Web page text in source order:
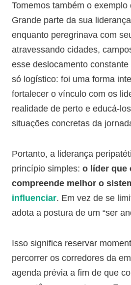
Tomemos também o exemplo
Grande parte da sua
enquanto peregrinava com
atravessando cidades,
esse deslocamento
só logístico: foi uma forma
fortalecer o vínculo com os
realidade de perto e educá-
situações concretas da
Portanto, a liderança
princípio simples: o líder que
compreende melhor o
influenciar. Em vez de se
adota a postura de um “ser
Isso significa reservar
percorrer os corredores da
agenda prévia a fim de que